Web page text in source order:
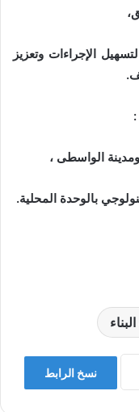
الإجراءات وتعزيز
:
الواسطى ،
بالوحدة المحلية.
نسخ الرابط